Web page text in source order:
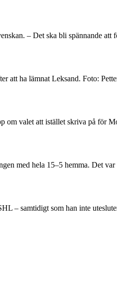
– Det ska bli spännande
att ha lämnat Leksand. Foto:
om valet att istället skriva på för
med hela 15–5 hemma. Det
– samtidigt som han inte